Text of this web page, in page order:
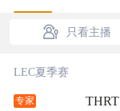
只看主播
LEC夏季赛
专家 THRT